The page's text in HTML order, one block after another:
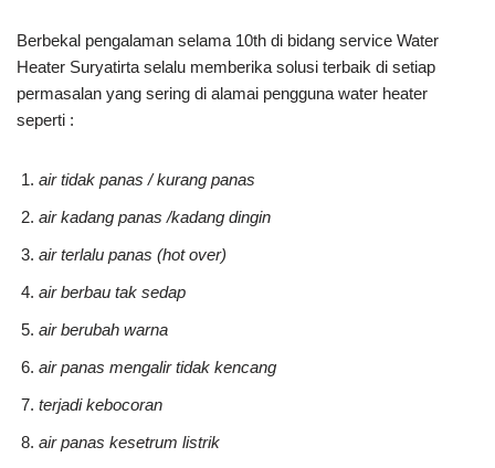
Berbekal pengalaman selama 10th di bidang service Water
Heater Suryatirta selalu memberika solusi terbaik di setiap
permasalan yang sering di alamai pengguna water heater
seperti :
air tidak panas / kurang panas
air kadang panas /kadang dingin
air terlalu panas (hot over)
air berbau tak sedap
air berubah warna
air panas mengalir tidak kencang
terjadi kebocoran
air panas kesetrum listrik